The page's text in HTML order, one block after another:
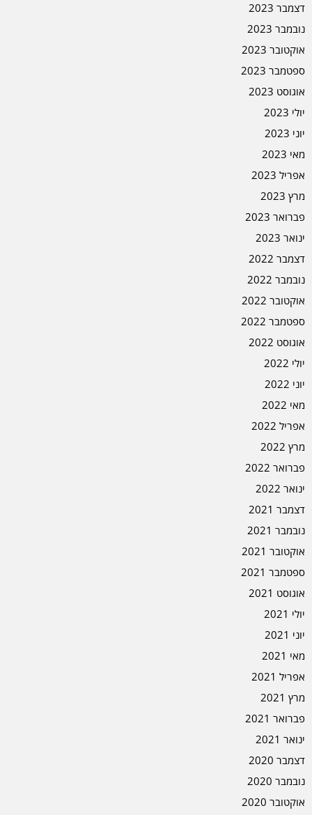
דצמבר 2023
נובמבר 2023
אוקטובר 2023
ספטמבר 2023
אוגוסט 2023
יולי 2023
יוני 2023
מאי 2023
אפריל 2023
מרץ 2023
פברואר 2023
ינואר 2023
דצמבר 2022
נובמבר 2022
אוקטובר 2022
ספטמבר 2022
אוגוסט 2022
יולי 2022
יוני 2022
מאי 2022
אפריל 2022
מרץ 2022
פברואר 2022
ינואר 2022
דצמבר 2021
נובמבר 2021
אוקטובר 2021
ספטמבר 2021
אוגוסט 2021
יולי 2021
יוני 2021
מאי 2021
אפריל 2021
מרץ 2021
פברואר 2021
ינואר 2021
דצמבר 2020
נובמבר 2020
אוקטובר 2020